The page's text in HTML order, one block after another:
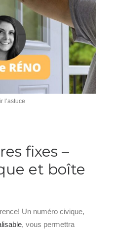
l’astuce
fixes –
et boîte
Un numéro civique,
, vous permettra